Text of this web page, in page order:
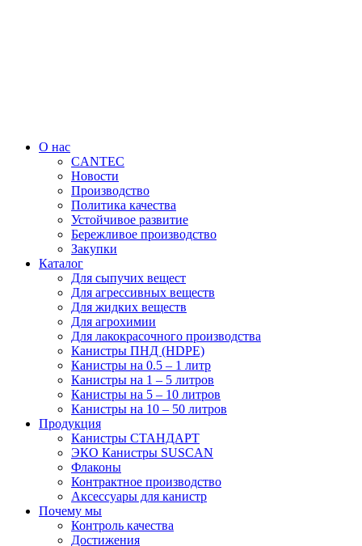
О нас
CANTEC
Новости
Производство
Политика качества
Устойчивое развитие
Бережливое производство
Закупки
Каталог
Для сыпучих вещест
Для агрессивных веществ
Для жидких веществ
Для агрохимии
Для лакокрасочного производства
Канистры ПНД (HDPE)
Канистры на 0.5 – 1 литр
Канистры на 1 – 5 литров
Канистры на 5 – 10 литров
Канистры на 10 – 50 литров
Продукция
Канистры СТАНДАРТ
ЭКО Канистры SUSCAN
Флаконы
Контрактное производство
Аксессуары для канистр
Почему мы
Контроль качества
Достижения